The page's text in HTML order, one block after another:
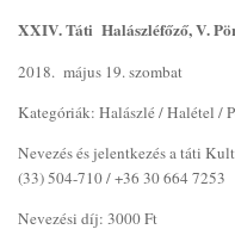
XXIV. Táti Halászléfőző, V.
2018. május 19. szombat
Kategóriák: Halászlé / Halétel /
Nevezés és jelentkezés a táti
(33) 504-710 / +36 30 664 7253
Nevezési díj: 3000 Ft